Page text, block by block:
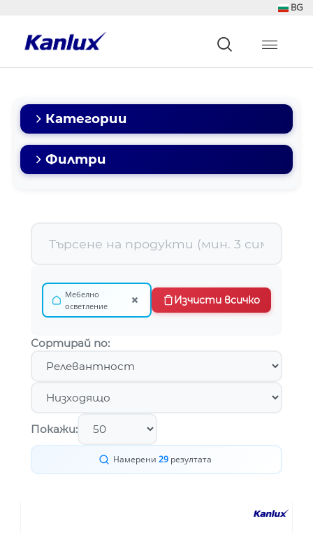
BG
główna
Категории
Филтри
Мебелно
осветление
× Изчисти всичко
Сортирай по:
Покажи:
Намерени 29резултата